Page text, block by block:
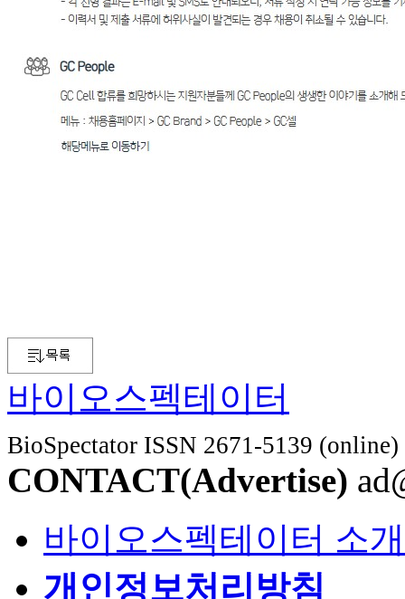
바이오스펙테이터
BioSpectator ISSN 2671-5139 (online)
CONTACT(Advertise)
바이오스펙테이터 소개
개인정보처리방침